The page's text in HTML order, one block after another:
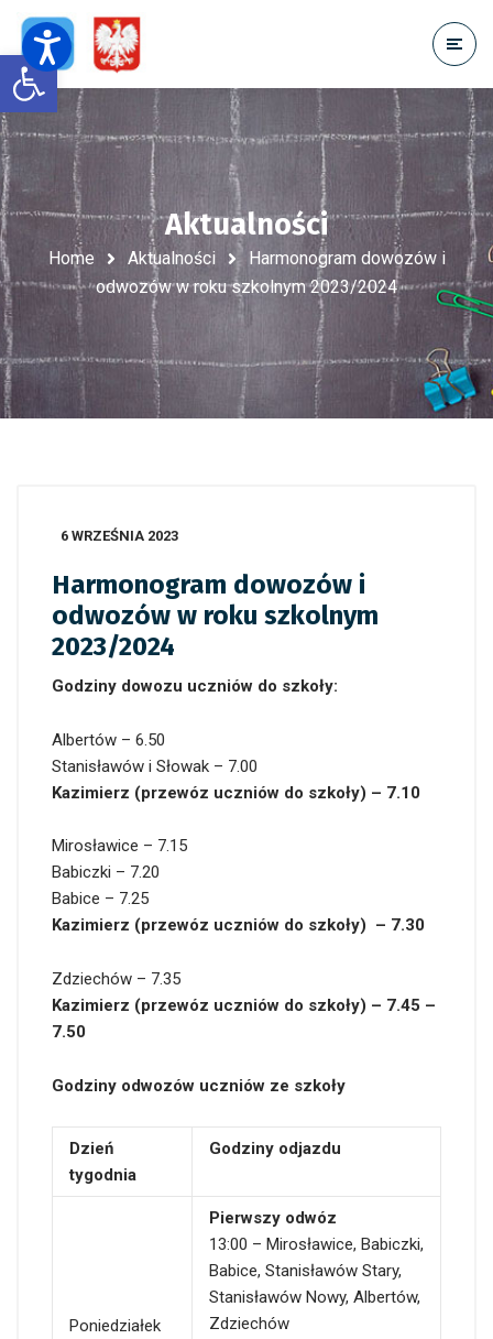
Open toolbar
Aktualności
Home Aktualności
Harmonogram dowozów i
odwozów w roku szkolnym 2023/2024
6 WRZEŚNIA 2023
Harmonogram dowozów i
odwozów w roku szkolnym
2023/2024
Godziny dowozu uczniów do szkoły:
Albertów – 6.50
Stanisławów i Słowak – 7.00
Kazimierz (przewóz uczniów do szkoły) – 7.10
Mirosławice – 7.15
Babiczki – 7.20
Babice – 7.25
Kazimierz (przewóz uczniów do szkoły) – 7.30
Zdziechów – 7.35
Kazimierz (przewóz uczniów do szkoły) – 7.45 –
7.50
Godziny odwozów uczniów ze szkoły
Dzień
tygodnia
Godziny odjazdu
Poniedziałek
Pierwszy odwóz
13:00 – Mirosławice, Babiczki,
Babice, Stanisławów Stary,
Stanisławów Nowy, Albertów,
Zdziechów